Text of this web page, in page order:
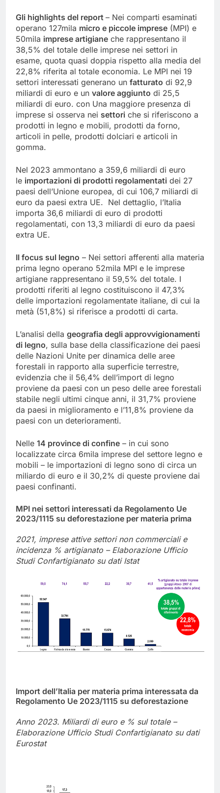
Gli highlights del report – Nei comparti esaminati
operano 127mila micro e piccole imprese (MPI) e
50mila imprese artigiane che rappresentano il
38,5% del totale delle imprese nei settori in
esame, quota quasi doppia rispetto alla media del
22,8% riferita al totale economia. Le MPI nei 19
settori interessati generano un fatturato di 92,9
miliardi di euro e un valore aggiunto di 25,5
miliardi di euro. con Una maggiore presenza di
imprese si osserva nei settori che si riferiscono a
prodotti in legno e mobili, prodotti da forno,
articoli in pelle, prodotti dolciari e articoli in
gomma.
Nel 2023 ammontano a 359,6 miliardi di euro
le importazioni di prodotti regolamentati dei 27
paesi dell’Unione europea, di cui 106,7 miliardi di
euro da paesi extra UE. Nel dettaglio, l’Italia
importa 36,6 miliardi di euro di prodotti
regolamentati, con 13,3 miliardi di euro da paesi
extra UE.
Il focus sul legno – Nei settori afferenti alla materia
prima legno operano 52mila MPI e le imprese
artigiane rappresentano il 59,5% del totale. I
prodotti riferiti al legno costituiscono il 47,3%
delle importazioni regolamentate italiane, di cui la
metà (51,8%) si riferisce a prodotti di carta.
L’analisi della geografia degli approvvigionamenti
di legno, sulla base della classificazione dei paesi
delle Nazioni Unite per dinamica delle aree
forestali in rapporto alla superficie terrestre,
evidenzia che il 56,4% dell’import di legno
proviene da paesi con un peso delle aree forestali
stabile negli ultimi cinque anni, il 31,7% proviene
da paesi in miglioramento e l’11,8% proviene da
paesi con un deterioramenti.
Nelle 14 province di confine – in cui sono
localizzate circa 6mila imprese del settore legno e
mobili – le importazioni di legno sono di circa un
miliardo di euro e il 30,2% di queste proviene dai
paesi confinanti.
MPI nei settori interessati da Regolamento Ue
2023/1115 su deforestazione per materia prima
2021, imprese attive settori non commerciali e
incidenza % artigianato – Elaborazione Ufficio
Studi Confartigianato su dati Istat
Import dell’Italia per materia prima interessata da
Regolamento Ue 2023/1115 su deforestazione
Anno 2023. Miliardi di euro e % sul totale –
Elaborazione Ufficio Studi Confartigianato su dati
Eurostat